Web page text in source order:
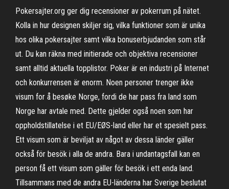
Pokersajter.org ger dig recensioner av pokerrum på nätet.
Kolla in hur designen skiljer sig, vilka funktioner som är unika
hos olika pokersajter samt vilka bonuserbjudanden som står
ut. Du kan räkna med initierade och objektiva recensioner
samt alltid aktuella topplistor. Poker är en industri på Internet
och konkurrensen är enorm. Noen personer trenger ikke
visum for å besøke Norge, fordi de har pass fra land som
Norge har avtale med. Dette gjelder også noen som har
oppholdstillatelse i et EU/EØS-land eller har et spesielt pass.
Ett visum som är beviljat av något av dessa länder gäller
också för besök i alla de andra. Bara i undantagsfall kan en
person få ett visum som gäller för besök i ett enda land.
Tillsammans med de andra EU-länderna har Sverige beslutat